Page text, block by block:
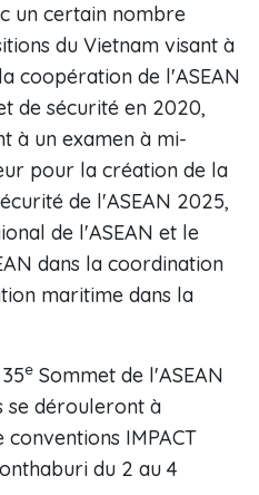
un certain nombre
du Vietnam visant à
coopération de l'ASEAN
de sécurité en 2020,
à un examen à mi-
pour la création de la
de l'ASEAN 2025,
de l'ASEAN et le
dans la coordination
maritime dans la
e Sommet de l'ASEAN
se dérouleront à
IMPACT
du 2 au 4